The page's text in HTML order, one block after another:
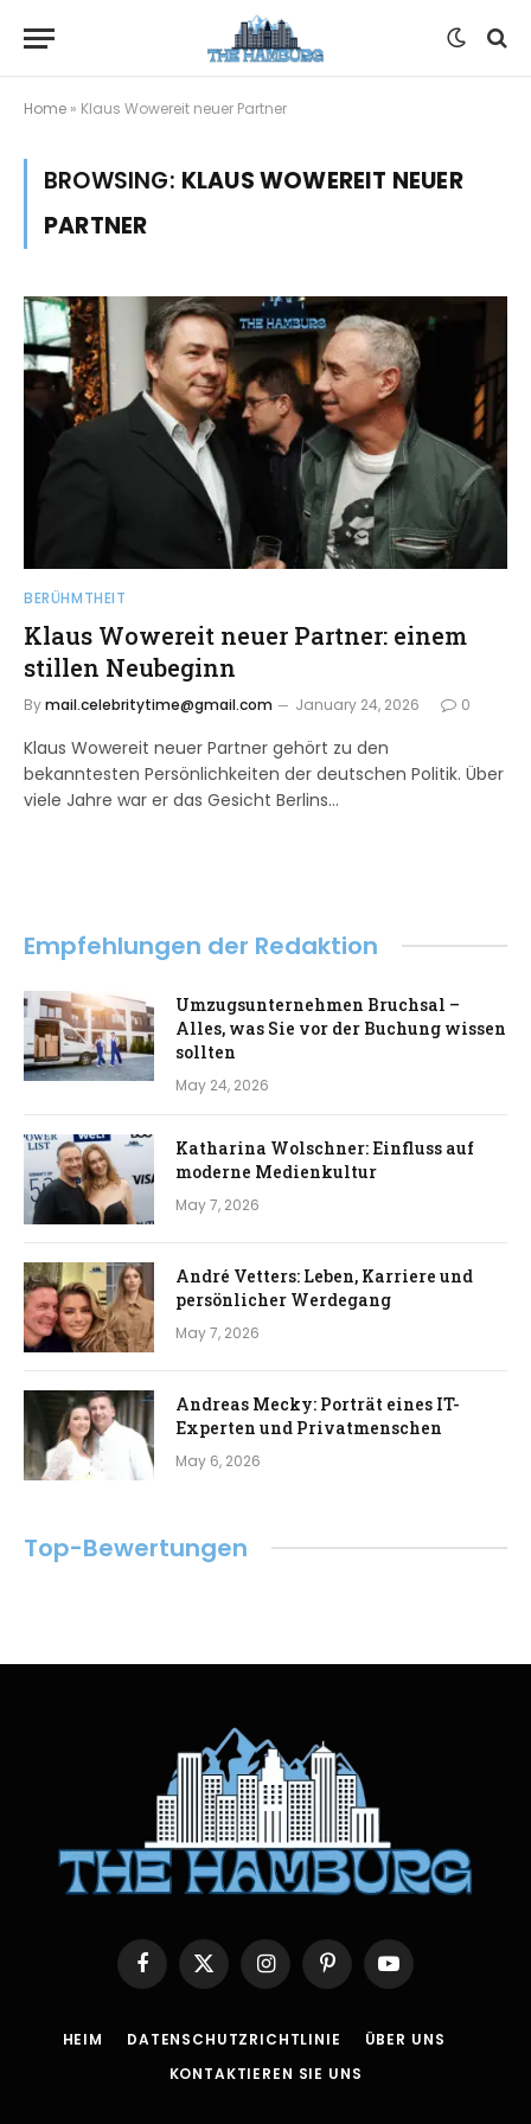
Home » Klaus Wowereit neuer Partner
BROWSING: KLAUS WOWEREIT NEUER
PARTNER
BERÜHMTHEIT
Klaus Wowereit neuer Partner: einem
stillen Neubeginn
Bymail.celebritytime@gmail.com January 24, 2026 0
Klaus Wowereit neuer Partner gehört zu den
bekanntesten Persönlichkeiten der deutschen Politik. Über
viele Jahre war er das Gesicht Berlins…
Empfehlungen der Redaktion
Umzugsunternehmen Bruchsal –
Alles, was Sie vor der Buchung wissen
sollten
May 24, 2026
Katharina Wolschner: Einfluss auf
moderne Medienkultur
May 7, 2026
André Vetters: Leben, Karriere und
persönlicher Werdegang
May 7, 2026
Andreas Mecky: Porträt eines IT-
Experten und Privatmenschen
May 6, 2026
Top-Bewertungen
Facebook
X
(Twitter)
InstagramPinterestYouTube
HEIM DATENSCHUTZRICHTLINIE
ÜBER UNS
KONTAKTIEREN SIE UNS